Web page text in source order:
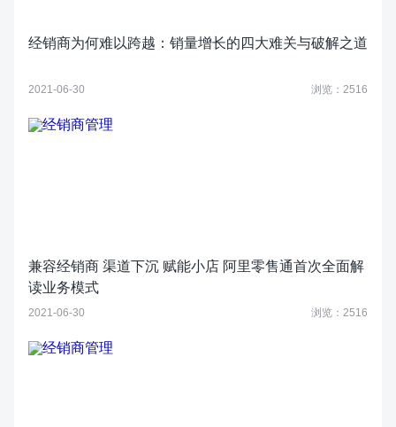
经销商为何难以跨越：销量增长的四大难关与破解之道
2021-06-30 浏览：2516
兼容经销商 渠道下沉 赋能小店 阿里零售通首次全面解
读业务模式
2021-06-30 浏览：2516